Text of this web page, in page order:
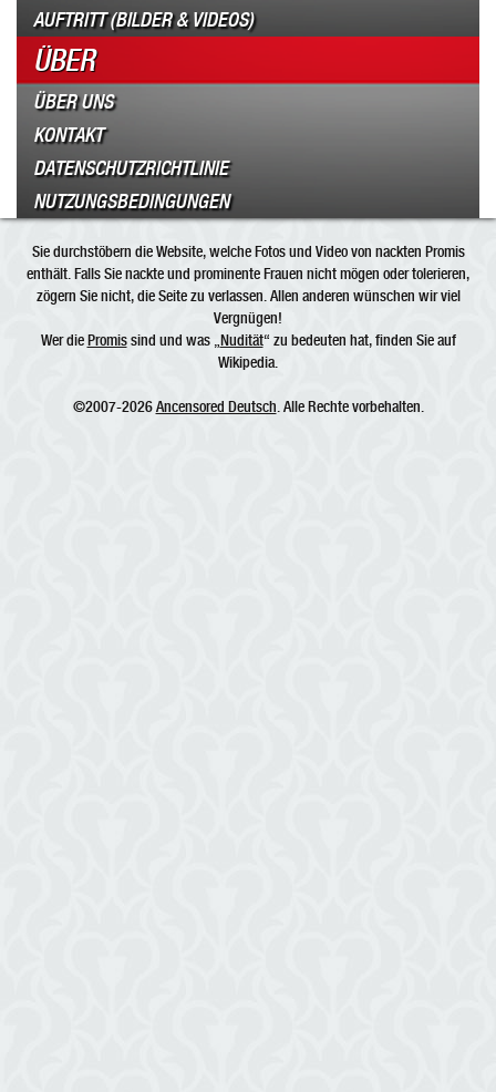
AUFTRITT (BILDER & VIDEOS)
ÜBER
ÜBER UNS
KONTAKT
DATENSCHUTZRICHTLINIE
NUTZUNGSBEDINGUNGEN
Sie durchstöbern die Website, welche Fotos und Video von nackten Promis
enthält. Falls Sie nackte und prominente Frauen nicht mögen oder tolerieren,
zögern Sie nicht, die Seite zu verlassen. Allen anderen wünschen wir viel
Vergnügen!
Wer diePromissind und was „ Nudität“ zu bedeuten hat, finden Sie auf
Wikipedia.
©2007-2026Ancensored Deutsch . Alle Rechte vorbehalten.